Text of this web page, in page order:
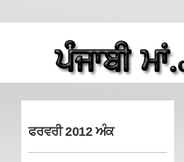
ਫਰਵਰੀ 2012 ਅੰਕ